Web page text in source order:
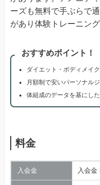
ーズも無料で手ぶらで
があり体験トレーニング
おすすめポイント！
ダイエット・ボディメイ
月額制で安いパーソナル
体組成のデータを基にし
料金
入会金 入会金